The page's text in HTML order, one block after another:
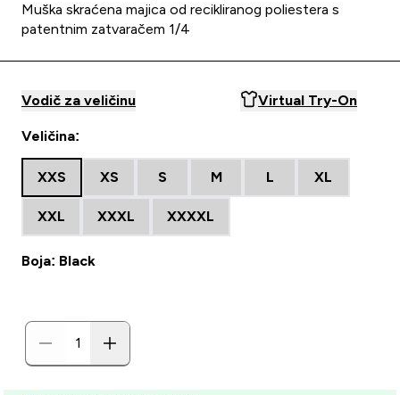
Muška skraćena majica od recikliranog poliestera s
patentnim zatvaračem 1/4
Vodič za veličinu Virtual Try-On
Veličina:
XXS XS S M L XL
XXL XXXL XXXXL
Boja: Black